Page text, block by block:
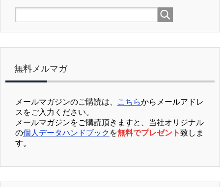
無料メルマガ
メールマガジンのご購読は、 こちらからメールアドレ
スをご入力ください。
メールマガジンをご購読頂きますと、当社オリジナル
の個人データハンドブック を無料でプレゼント致しま
す。